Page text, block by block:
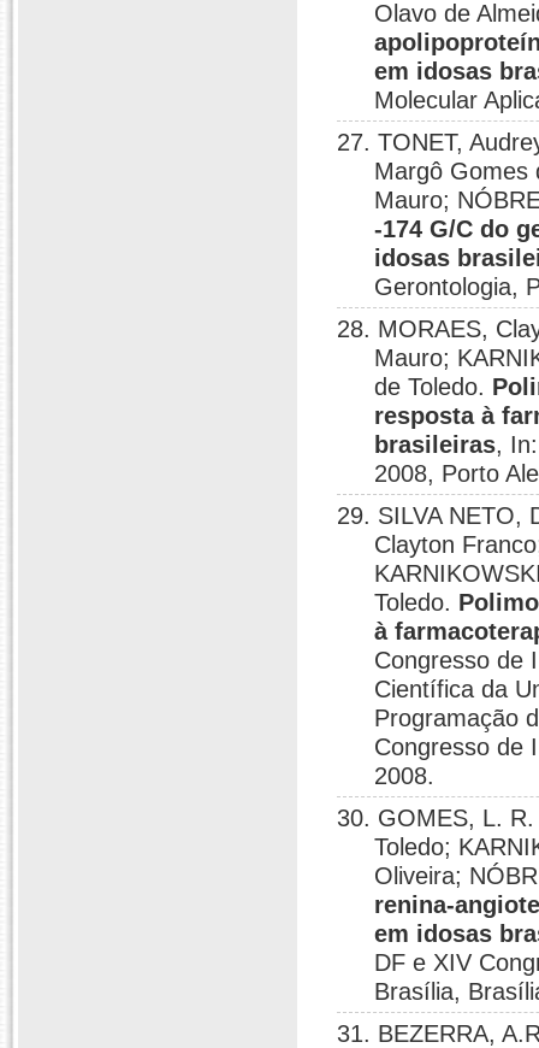
Olavo de
em idosas
Molecular
27. TONET,
Margô Gomes
Mauro;
-174 G/C do
idosas
Gerontologia,
28. MORAES,
Mauro;
de Toledo.
resposta à
brasileiras,
2008, Porto
29. SILVA NETO,
Clayton
Toledo.
à
Congresso de
Científica da
Programação
Congresso de
2008.
30. GOMES, L.
Toledo;
Oliveira;
renina-
em idosas
DF e XIV
Brasília,
31. BEZERRA,